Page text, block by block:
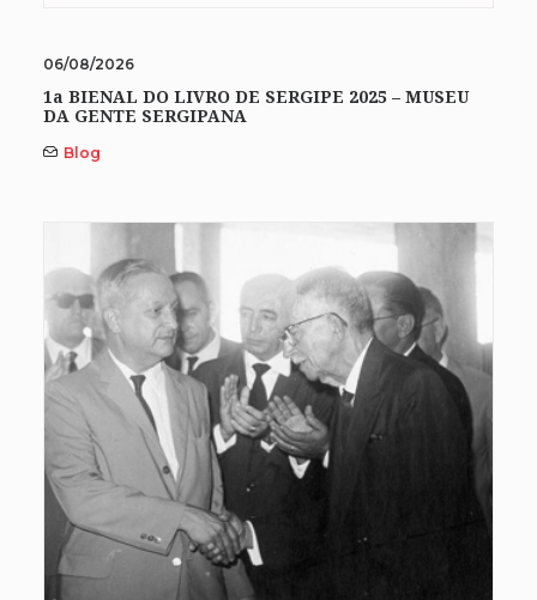
06/08/2026
1a BIENAL DO LIVRO DE SERGIPE 2025 – MUSEU
DA GENTE SERGIPANA
Blog